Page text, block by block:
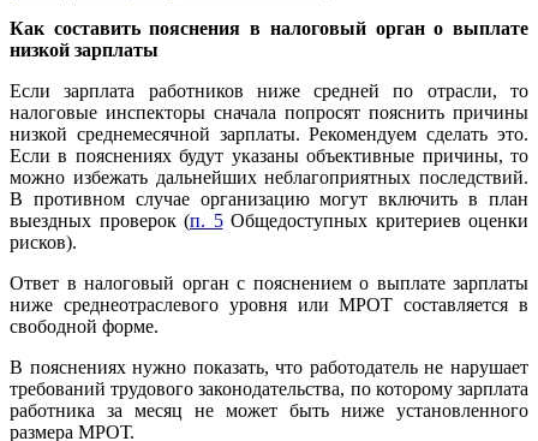
Как составить пояснения в налоговый орган о выплате
низкой зарплаты
Если зарплата работников ниже средней по отрасли, то
налоговые инспекторы сначала попросят пояснить причины
низкой среднемесячной зарплаты. Рекомендуем сделать это.
Если в пояснениях будут указаны объективные причины, то
можно избежать дальнейших неблагоприятных последствий.
В противном случае организацию могут включить в план
выездных проверок (п. 5Общедоступных критериев оценки
рисков).
Ответ в налоговый орган с пояснением о выплате зарплаты
ниже среднеотраслевого уровня или МРОТ составляется в
свободной форме.
В пояснениях нужно показать, что работодатель не нарушает
требований трудового законодательства, по которому зарплата
работника за месяц не может быть ниже установленного
размера МРОТ.